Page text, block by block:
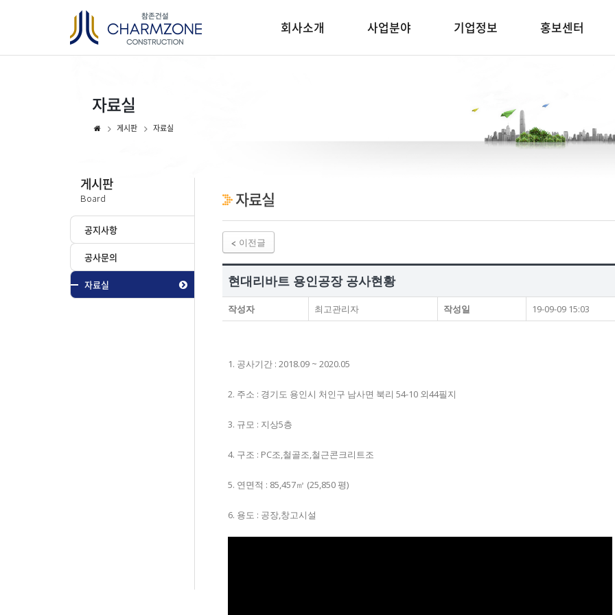
회사소개 사업분야 기업정보 홍보센터
자료실
게시판 자료실
게시판
Board
공지사항
공사문의
자료실
자료실
이전글
현대리바트 용인공장 공사현황
작성자 최고관리자 작성일 19-09-09 15:03
1. 공사기간 : 2018.09 ~ 2020.05
2. 주소 : 경기도 용인시 처인구 남사면 북리 54-10 외44필지
3. 규모 : 지상5층
​4. 구조 : PC조,철골조,철근콘크리트조
5. 연면적 :​ 85,457㎡ (25,850 평)
6. 용도 : 공장,창고시설​